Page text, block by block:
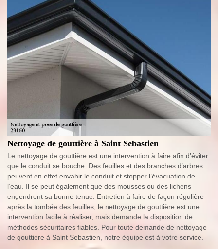
Nettoyage de gouttière à Saint Sebastien
Le nettoyage de gouttière est une intervention à faire afin d’éviter
que le conduit se bouche. Des feuilles et des branches d’arbres
peuvent en effet envahir le conduit et stopper l’évacuation de
l’eau. Il se peut également que des mousses ou des lichens
engendrent sa bonne tenue. Entretien à faire de façon régulière
après la tombée des feuilles, le nettoyage de gouttière est une
intervention facile à réaliser, mais demande la disposition de
méthodes sécuritaires fiables. Pour toute demande de nettoyage
de gouttière à Saint Sebastien, notre équipe est à votre service.